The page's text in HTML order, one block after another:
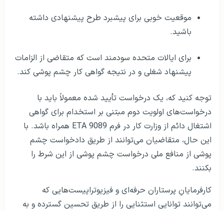
موقعیت خوبی برای پیشبرد طرح پیشنهادی داشته
باشید.
برای ایالات متحده سودمند است که متقاضی از الزامات
پیشنهاد شغلی و در نتیجه گواهی کار چشم پوشی کند.
توجه کنید که، یک درخواست تأیید شده معمولاً باید با
درخواست‌های اولویت دوم مبتنی بر استخدام برای گواهی
اشتغال دائم از وزارت کار در فرم ETA 9089 همراه باشد. با
این حال، متقاضیان می‌توانند از طریق دادخواست چشم
پوشی از منافع ملی درخواست چشم پوشی از این شرط را
بکنند.
کارفرمایانِ پرستاران حرفه‌ای و فیزیوتراپیست‌هایی که
می‌توانند توانایی استثنایی را از طریق تحسین گسترده و به